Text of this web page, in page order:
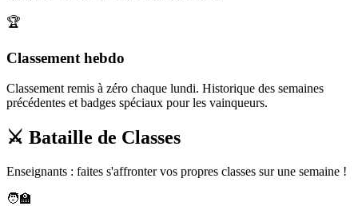
🏆
Classement hebdo
Classement remis à zéro chaque lundi. Historique des semaines
précédentes et badges spéciaux pour les vainqueurs.
⚔️ Bataille de Classes
Enseignants : faites s'affronter vos propres classes sur une semaine !
🧑‍🏫